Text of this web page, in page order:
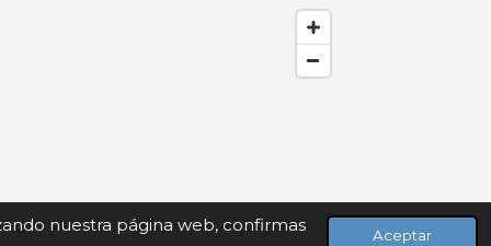
nuestra página web, confirmas
Aceptar